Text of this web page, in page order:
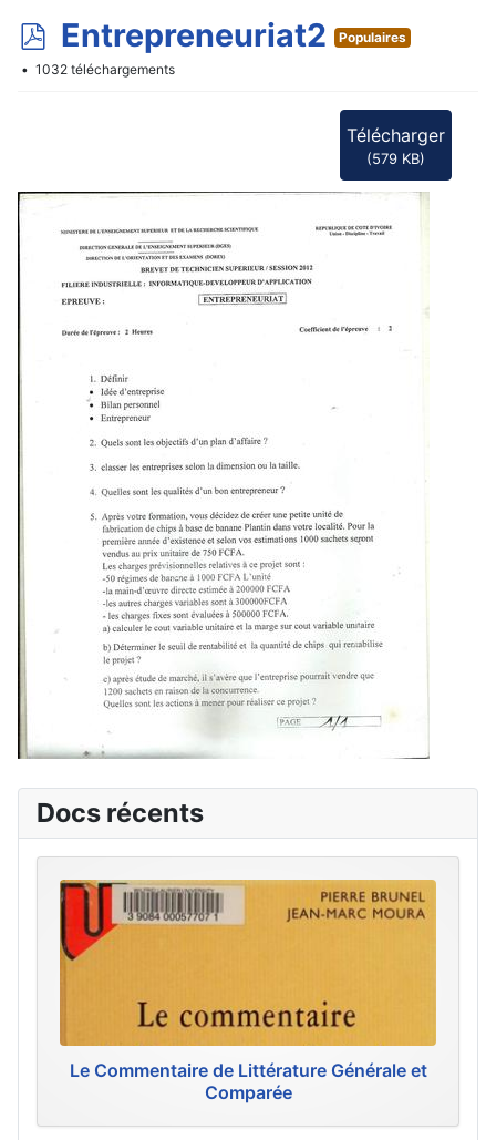
p
d
Entrepreneuriat2 Populaires
1032 téléchargements
Télécharger
(579 KB)
Docs récents
Le Commentaire de Littérature Générale et
Comparée